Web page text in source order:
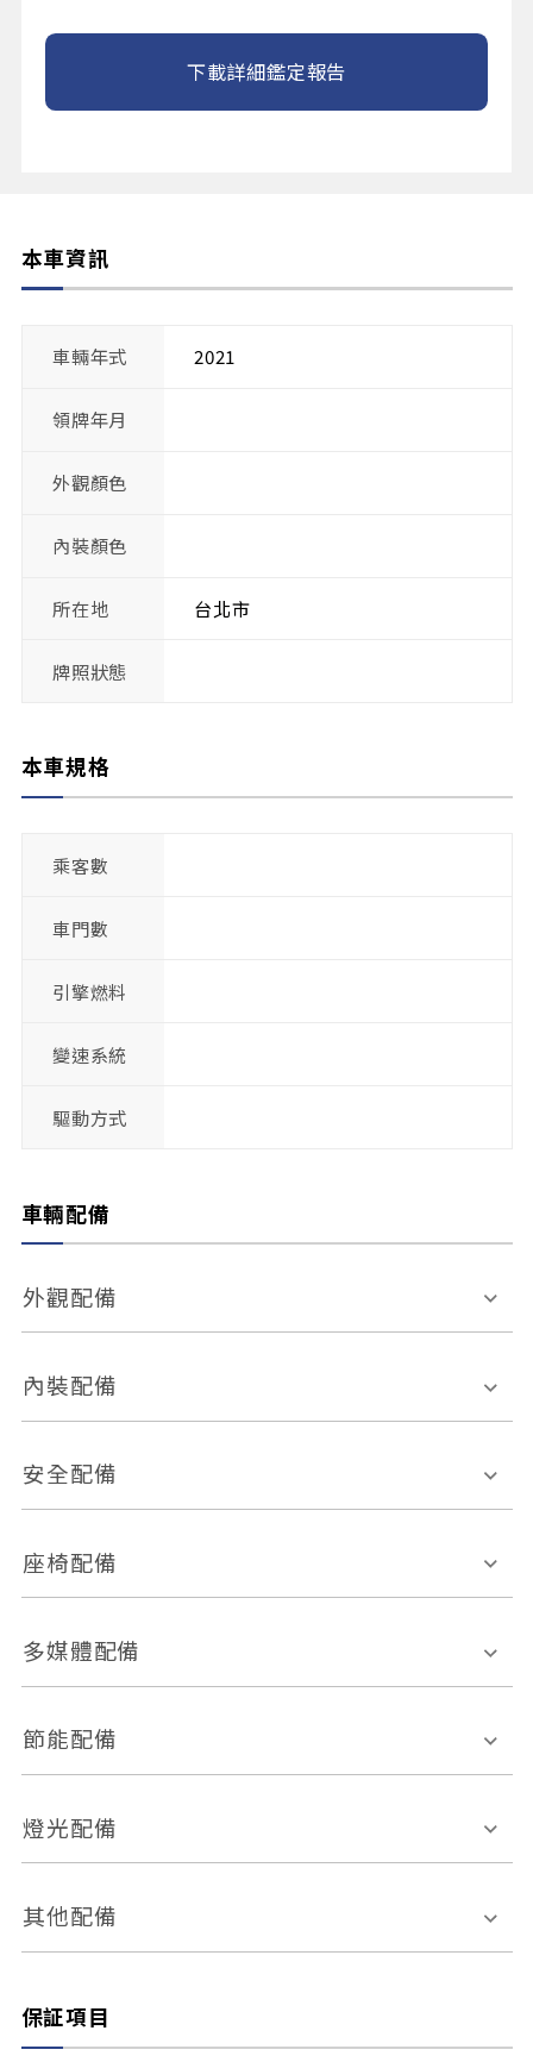
下載詳細鑑定報告
本車資訊
車輛年式 2021
領牌年月
外觀顏色
內裝顏色
所在地 台北市
牌照狀態
本車規格
乘客數
車門數
引擎燃料
變速系統
驅動方式
車輛配備
外觀配備
電動天窗
後視鏡方向指示燈
內裝配備
多功能方向盤
恆溫空調
安全配備
前座正面氣囊
ABS防鎖死
車道偏離警示
自動停車系統 盲點偵測系統
倒車雷達
座椅配備
皮椅
無
有
多媒體配備
外部音源接入
節能配備
引擎啟閉系統
燈光配備
感應頭燈
頭燈光源
其他配備
保証項目